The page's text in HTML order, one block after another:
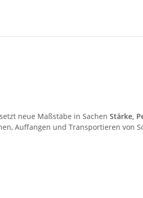
neue Maßstäbe in Sachen Stärke,
Auffangen und Transportieren von